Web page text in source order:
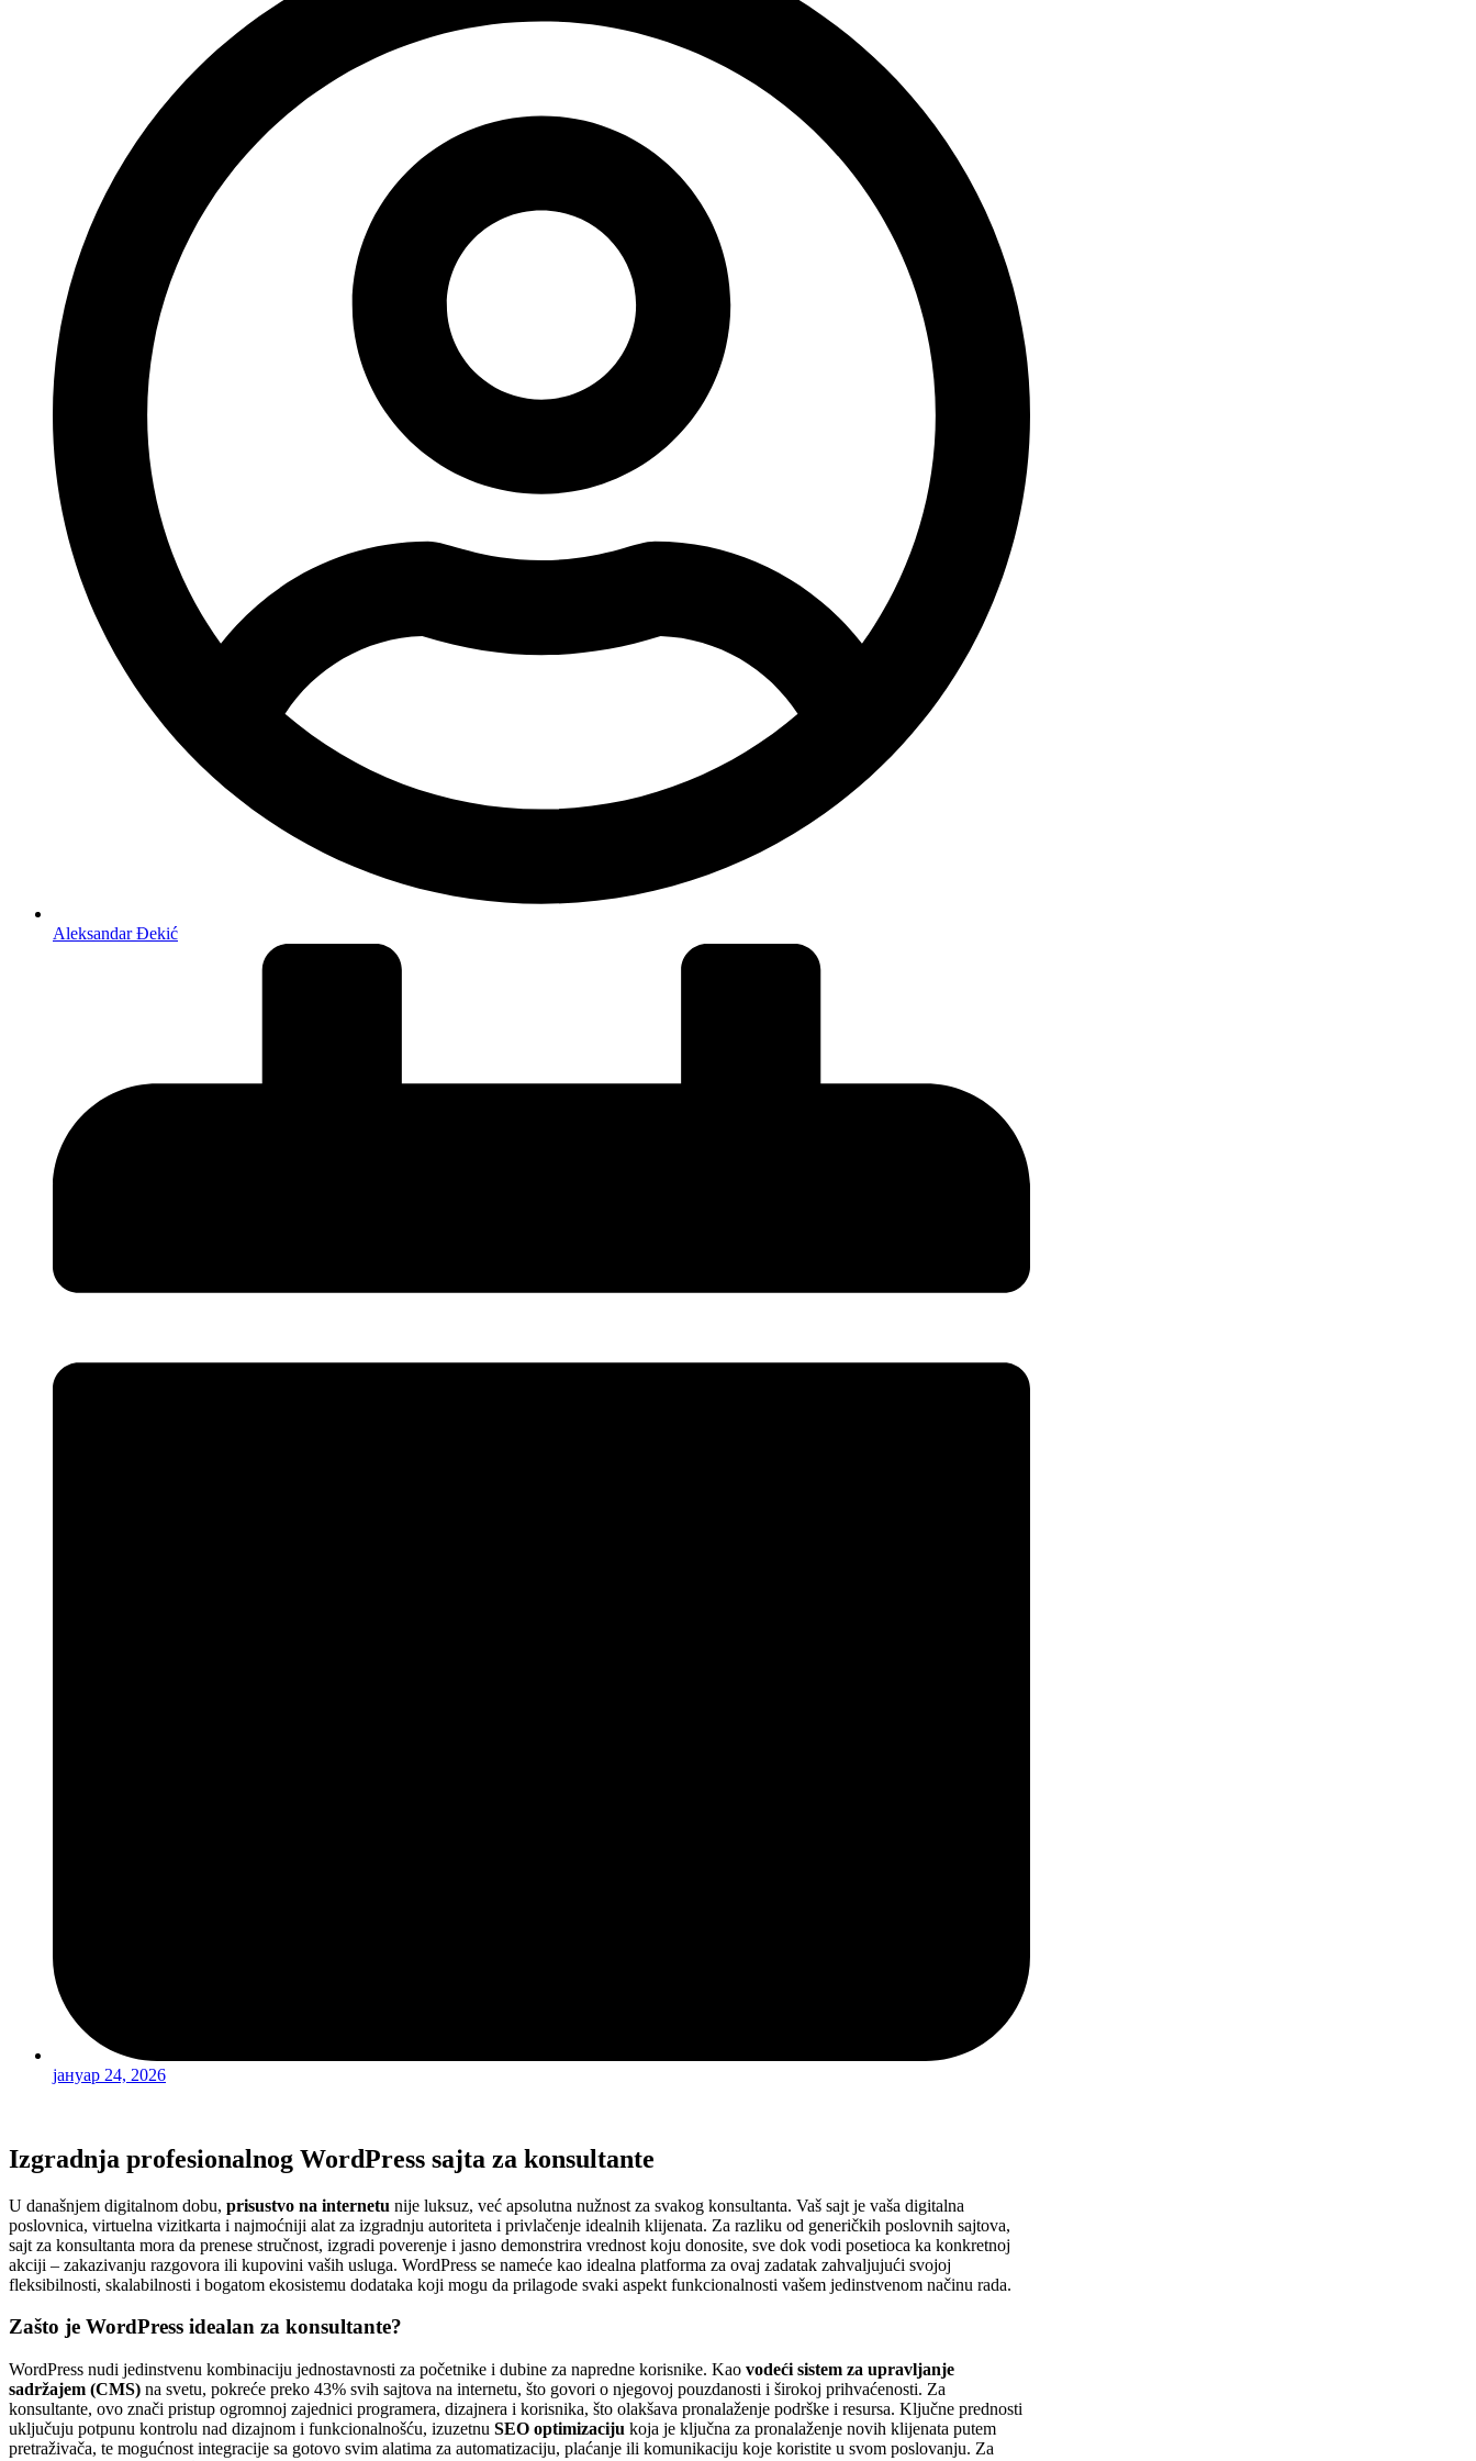
Aleksandar Đekić
јануар 24, 2026
Izgradnja profesionalnog WordPress sajta za konsultante
U današnjem digitalnom dobu, prisustvo na internetu nije luksuz, već apsolutna nužnost za svakog konsultanta. Vaš sajt je vaša digitalna
poslovnica, virtuelna vizitkarta i najmoćniji alat za izgradnju autoriteta i privlačenje idealnih klijenata. Za razliku od generičkih poslovnih sajtova,
sajt za konsultanta mora da prenese stručnost, izgradi poverenje i jasno demonstrira vrednost koju donosite, sve dok vodi posetioca ka konkretnoj
akciji – zakazivanju razgovora ili kupovini vaših usluga. WordPress se nameće kao idealna platforma za ovaj zadatak zahvaljujući svojoj
fleksibilnosti, skalabilnosti i bogatom ekosistemu dodataka koji mogu da prilagode svaki aspekt funkcionalnosti vašem jedinstvenom načinu rada.
Zašto je WordPress idealan za konsultante?
WordPress nudi jedinstvenu kombinaciju jednostavnosti za početnike i dubine za napredne korisnike. Kao vodeći sistem za upravljanje
sadržajem (CMS) na svetu, pokreće preko 43% svih sajtova na internetu, što govori o njegovoj pouzdanosti i širokoj prihvaćenosti. Za
konsultante, ovo znači pristup ogromnoj zajednici programera, dizajnera i korisnika, što olakšava pronalaženje podrške i resursa. Ključne prednosti
uključuju potpunu kontrolu nad dizajnom i funkcionalnošću, izuzetnu SEO optimizaciju koja je ključna za pronalaženje novih klijenata putem
pretraživača, te mogućnost integracije sa gotovo svim alatima za automatizaciju, plaćanje ili komunikaciju koje koristite u svom poslovanju. Za